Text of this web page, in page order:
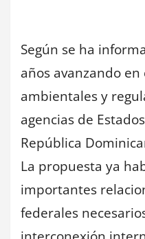
Según se ha
años avanzando
ambientales y
agencias de
República
La propuesta ya
importantes
federales